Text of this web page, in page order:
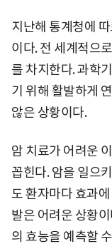
지난해 통계청에
이다. 전 세계적으
를 차지한다. 과학
기 위해 활발하게
않은 상황이다.
암 치료가 어려운
꼽힌다. 암을 일으
도 환자마다 효과
발은 어려운 상황
의 효능을 예측할